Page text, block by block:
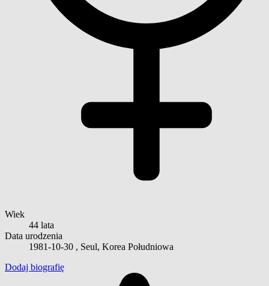
Wiek
44 lata
Data urodzenia
1981-10-30 , Seul, Korea Południowa
Dodaj biografię